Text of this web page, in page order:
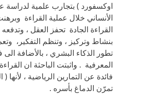
اوكسفورد ) بتجارب علمية لدراسة
الأنساني خلال عملية القراءة
القراءة الجادة تحفز العقل ،
بنشاط وتركيز ، وتنظم التفكير،
تطور الذكاء البشري ، بالأضافة الى
المعرفية . واثبتت الباحثة ان
فائدة عن التمارين الرياضية ، لأنها (
تمرّن الدماغ بأسره .